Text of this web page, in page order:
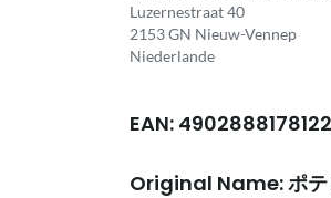
Luzernestraat 40
2153 GN Nieuw-Vennep
Niederlande
EAN: 4902888178122
Original Name: ポテ